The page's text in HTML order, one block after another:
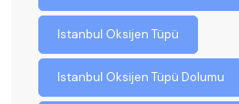
Istanbul Oksijen Tüpü
Istanbul Oksijen Tüpü Dolumu